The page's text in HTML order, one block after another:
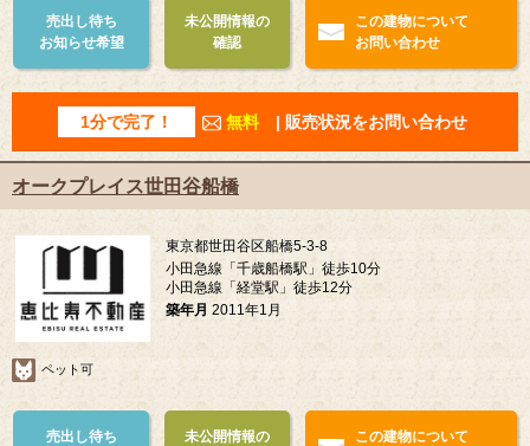
売出し待ち
お知らせ希望
未公開情報の
確認
この建物について
お問い合わせ
1分で完了！ 無料 | 販売状況をお問い合わせ
オークプレイス世田谷船橋
東京都世田谷区船橋5-3-8
小田急線「千歳船橋駅」徒歩10分
小田急線「経堂駅」徒歩12分
築年月 2011年1月
ペット可
売出し待ち
未公開情報の
この建物について